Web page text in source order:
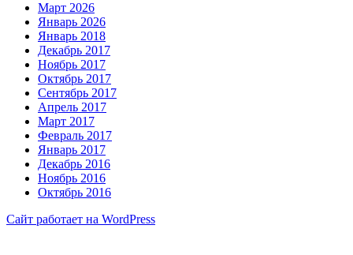
Март 2026
Январь 2026
Январь 2018
Декабрь 2017
Ноябрь 2017
Октябрь 2017
Сентябрь 2017
Апрель 2017
Март 2017
Февраль 2017
Январь 2017
Декабрь 2016
Ноябрь 2016
Октябрь 2016
Сайт работает на WordPress